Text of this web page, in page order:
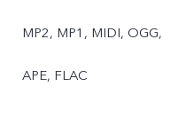
MP2, MP1, MIDI, OGG,
APE, FLAC